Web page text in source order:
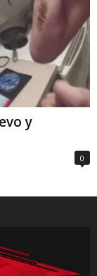
y
0